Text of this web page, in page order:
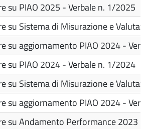
su PIAO 2025 - Verbale n. 1/2025
su Sistema di Misurazione e
su aggiornamento PIAO 2024 -
su PIAO 2024 - Verbale n. 1/2024
su Sistema di Misurazione e
su aggiornamento PIAO 2024 -
su Andamento Performance 2023